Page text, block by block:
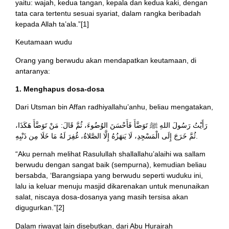
yaitu: wajah, kedua tangan, kepala dan kedua kaki, dengan
tata cara tertentu sesuai syariat, dalam rangka beribadah
kepada Allah ta’ala.”[1]
Keutamaan wudu
Orang yang berwudu akan mendapatkan keutamaan, di
antaranya:
1. Menghapus dosa-dosa
Dari Utsman bin Affan radhiyallahu’anhu, beliau mengatakan,
رَأَيْتُ رَسُولَ اللهِ ﷺ تَوَضَّأَ فَأَحْسَنَ الوُضُوءَ، ثُمَّ قَالَ: مَنْ تَوَضَّأَ هَكَذَا،
ثُمَّ خَرَجَ إِلَى الْمَسْجِدِ، لَا يَنهَزُهُ إِلَّا الصَّلاةُ، غُفِرَ لَهُ مَا خَلَا مِن ذَنْبِهِ.
“Aku pernah melihat Rasulullah shallallahu’alaihi wa sallam
berwudu dengan sangat baik (sempurna), kemudian beliau
bersabda, ‘Barangsiapa yang berwudu seperti wuduku ini,
lalu ia keluar menuju masjid dikarenakan untuk menunaikan
salat, niscaya dosa-dosanya yang masih tersisa akan
digugurkan.”[2]
Dalam riwayat lain disebutkan, dari Abu Hurairah